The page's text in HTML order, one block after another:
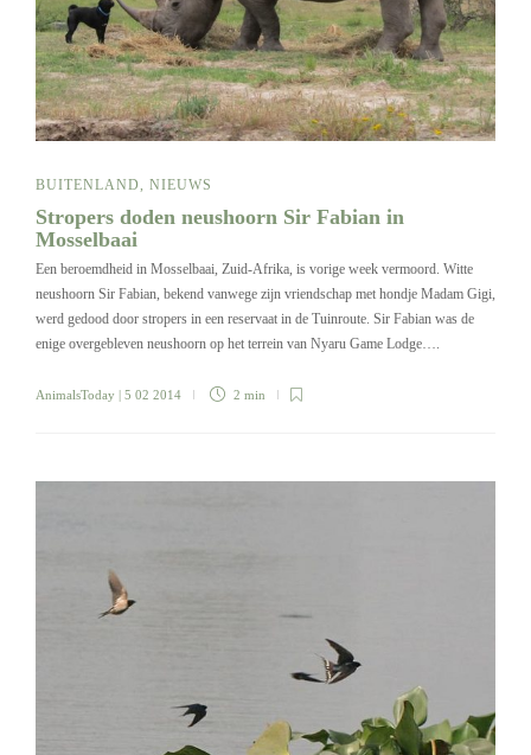
BUITENLAND, NIEUWS
Stropers doden neushoorn Sir Fabian in
Mosselbaai
Een beroemdheid in Mosselbaai, Zuid-Afrika, is vorige week vermoord. Witte
neushoorn Sir Fabian, bekend vanwege zijn vriendschap met hondje Madam Gigi,
werd gedood door stropers in een reservaat in de Tuinroute. Sir Fabian was de
enige overgebleven neushoorn op het terrein van Nyaru Game Lodge….
AnimalsToday | 5 02 2014 2 min